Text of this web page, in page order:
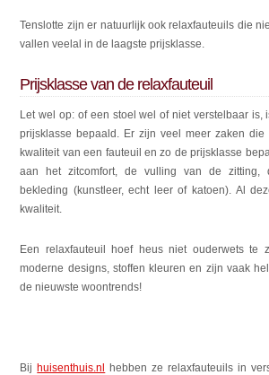
Tenslotte zijn er natuurlijk ook relaxfauteuils die
vallen veelal in de laagste prijsklasse.
Prijsklasse van de relaxfauteuil
Let wel op: of een stoel wel of niet verstelbaar is,
prijsklasse bepaald. Er zijn veel meer zaken
kwaliteit van een fauteuil en zo de prijsklasse
aan het zitcomfort, de vulling van de zitting,
bekleding (kunstleer, echt leer of katoen). Al
kwaliteit.
Een relaxfauteuil hoef heus niet ouderwets te
moderne designs, stoffen kleuren en zijn vaak
de nieuwste woontrends!
Bij huisenthuis.nl
hebben ze relaxfauteuils in